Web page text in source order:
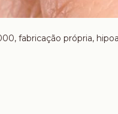
fabricação própria,